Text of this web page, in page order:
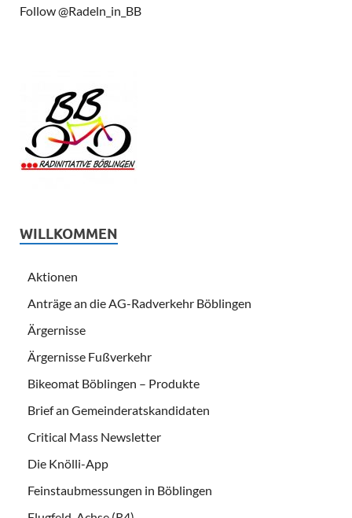
Follow @Radeln_in_BB
WILLKOMMEN
Aktionen
Anträge an die AG-Radverkehr Böblingen
Ärgernisse
Ärgernisse Fußverkehr
Bikeomat Böblingen – Produkte
Brief an Gemeinderatskandidaten
Critical Mass Newsletter
Die Knölli-App
Feinstaubmessungen in Böblingen